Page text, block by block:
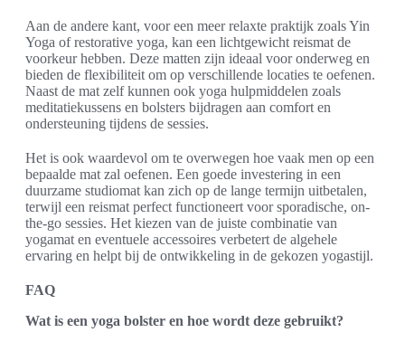
Aan de andere kant, voor een meer relaxte praktijk zoals Yin
Yoga of restorative yoga, kan een lichtgewicht reismat de
voorkeur hebben. Deze matten zijn ideaal voor onderweg en
bieden de flexibiliteit om op verschillende locaties te oefenen.
Naast de mat zelf kunnen ook yoga hulpmiddelen zoals
meditatiekussens en bolsters bijdragen aan comfort en
ondersteuning tijdens de sessies.
Het is ook waardevol om te overwegen hoe vaak men op een
bepaalde mat zal oefenen. Een goede investering in een
duurzame studiomat kan zich op de lange termijn uitbetalen,
terwijl een reismat perfect functioneert voor sporadische, on-
the-go sessies. Het kiezen van de juiste combinatie van
yogamat en eventuele accessoires verbetert de algehele
ervaring en helpt bij de ontwikkeling in de gekozen yogastijl.
FAQ
Wat is een yoga bolster en hoe wordt deze gebruikt?